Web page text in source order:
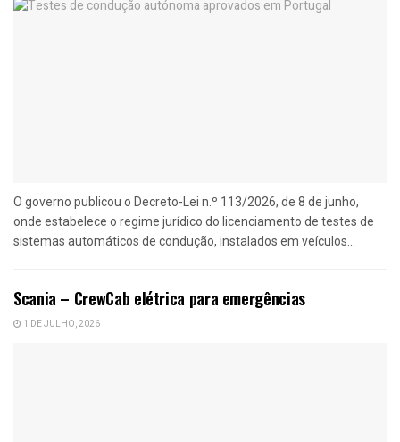
O governo publicou o Decreto-Lei n.º 113/2026, de 8 de junho,
onde estabelece o regime jurídico do licenciamento de testes de
sistemas automáticos de condução, instalados em veículos...
Scania – CrewCab elétrica para emergências
1 DE JULHO, 2026